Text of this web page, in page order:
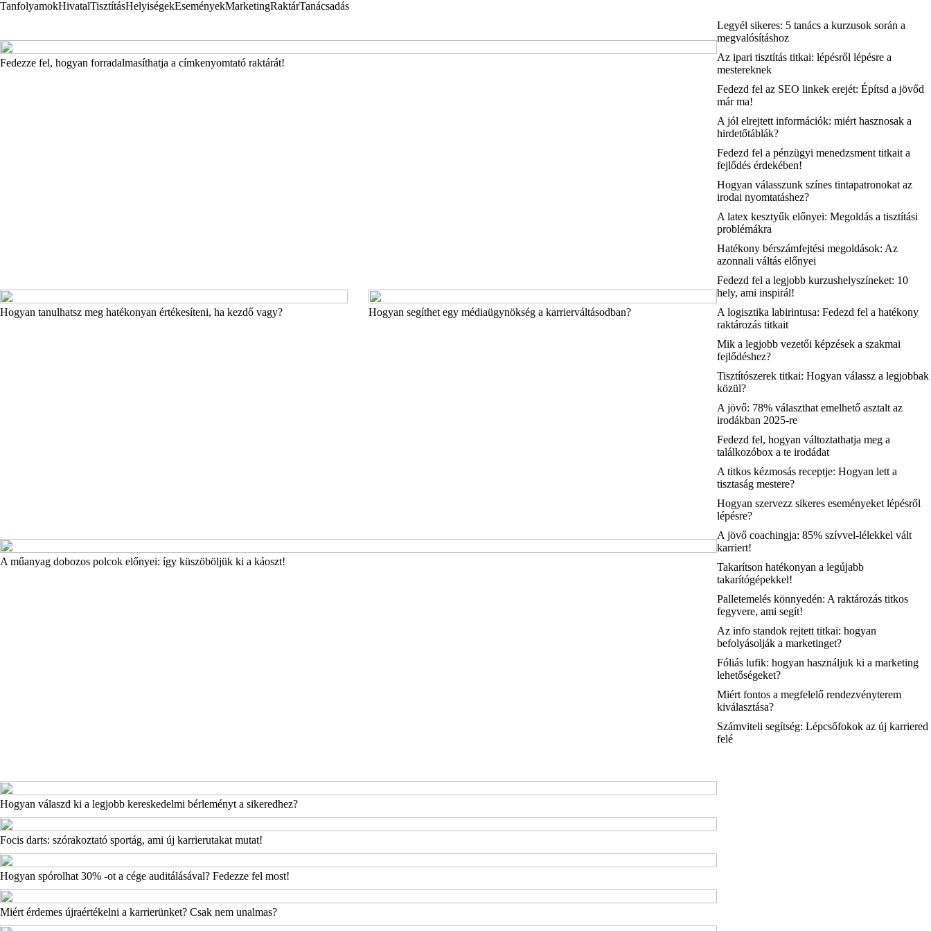
TanfolyamokHivatalTisztításHelyiségekEseményekMarketingRaktárTanácsadás
Fedezze fel, hogyan forradalmasíthatja a címkenyomtató raktárát!
Hogyan tanulhatsz meg hatékonyan értékesíteni, ha kezdő vagy? Hogyan segíthet egy médiaügynökség a karrierváltásodban?
A műanyag dobozos polcok előnyei: így küszöböljük ki a káoszt!
Hogyan válaszd ki a legjobb kereskedelmi bérleményt a sikeredhez?
Focis darts: szórakoztató sportág, ami új karrierutakat mutat!
Hogyan spórolhat 30% -ot a cége auditálásával? Fedezze fel most!
Miért érdemes újraértékelni a karrierünket? Csak nem unalmas?
Legyél sikeres: 5 tanács a kurzusok során a
megvalósításhoz
Az ipari tisztítás titkai: lépésről lépésre a
mestereknek
Fedezd fel az SEO linkek erejét: Építsd a jövőd
már ma!
A jól elrejtett információk: miért hasznosak a
hirdetőtáblák?
Fedezd fel a pénzügyi menedzsment titkait a
fejlődés érdekében!
Hogyan válasszunk színes tintapatronokat az
irodai nyomtatáshez?
A latex kesztyűk előnyei: Megoldás a tisztítási
problémákra
Hatékony bérszámfejtési megoldások: Az
azonnali váltás előnyei
Fedezd fel a legjobb kurzushelyszíneket: 10
hely, ami inspirál!
A logisztika labirintusa: Fedezd fel a hatékony
raktározás titkait
Mik a legjobb vezetői képzések a szakmai
fejlődéshez?
Tisztítószerek titkai: Hogyan válassz a legjobbak
közül?
A jövő: 78% választhat emelhető asztalt az
irodákban 2025-re
Fedezd fel, hogyan változtathatja meg a
találkozóbox a te irodádat
A titkos kézmosás receptje: Hogyan lett a
tisztaság mestere?
Hogyan szervezz sikeres eseményeket lépésről
lépésre?
A jövő coachingja: 85% szívvel-lélekkel vált
karriert!
Takarítson hatékonyan a legújabb
takarítógépekkel!
Palletemelés könnyedén: A raktározás titkos
fegyvere, ami segít!
Az info standok rejtett titkai: hogyan
befolyásolják a marketinget?
Fóliás lufik: hogyan használjuk ki a marketing
lehetőségeket?
Miért fontos a megfelelő rendezvényterem
kiválasztása?
Számviteli segítség: Lépcsőfokok az új karriered
felé